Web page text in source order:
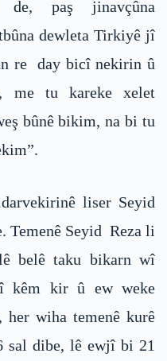
de, paş jinavçûna
dewleta Tirkiyê jî
re day bicî nekirin û
me tu kareke xelet
bûnê bikim, na bi tu
liser Seyid
Temenê Seyid Reza li
belê taku bikarn wî
kêm kir û ew weke
her wiha temenê kurê
sal dibe, lê ewjî bi 21